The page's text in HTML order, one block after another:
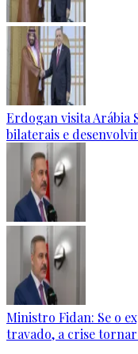
Erdogan visita Arábia
bilaterais e
Ministro Fidan: Se o
travado, a crise